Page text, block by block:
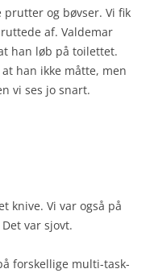
prutter og bøvser. Vi fik
af. Valdemar
han løb på toilettet.
han ikke måtte, men
vi ses jo snart.
knive. Vi var også på
var sjovt.
forskellige multi-task-